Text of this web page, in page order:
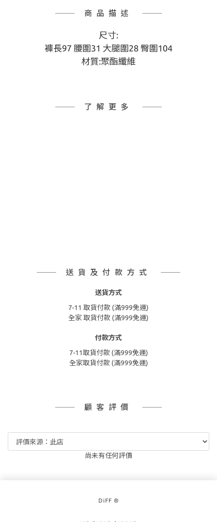
商品描述
尺寸:
褲長97 腰圍31 大腿圍28 臀圍104
材質:聚酯纖維
了解更多
送貨及付款方式
送貨方式
7-11 取貨付款 (滿999免運)
全家 取貨付款 (滿999免運)
付款方式
7-11取貨付款 (滿999免運)
全家取貨付款 (滿999免運)
顧客評價
尚未有任何評價
DiFF ®